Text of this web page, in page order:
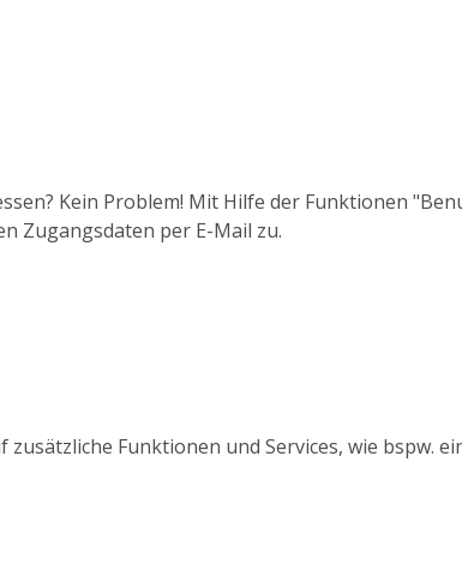
Kein Problem! Mit Hilfe der Funktionen
Zugangsdaten per E-Mail zu.
Funktionen und Services, wie bspw.